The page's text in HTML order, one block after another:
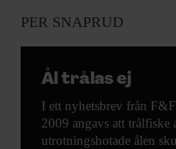
PER SNAPRUD
Ål trålas ej
I ett nyhetsbrev från
2009 angavs att trålfiske
utrotningshotade ålen